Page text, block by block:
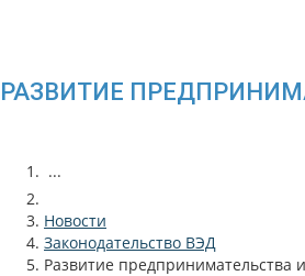
РАЗВИТИЕ
...
Новости
Законодательство ВЭД
Развитие предпринимательства